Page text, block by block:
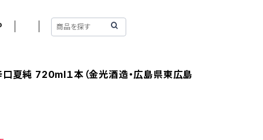
夏純 720ml１本（金光酒造・広島県東広島